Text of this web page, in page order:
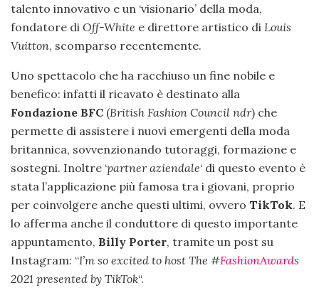
talento innovativo e un ‘visionario’ della moda,
fondatore di Off-White e direttore artistico di Louis
Vuitton, scomparso recentemente.
Uno spettacolo che ha racchiuso un fine nobile e
benefico: infatti il ricavato è destinato alla
Fondazione BFC (British Fashion Council ndr) che
permette di assistere i nuovi emergenti della moda
britannica, sovvenzionando tutoraggi, formazione e
sostegni. Inoltre ‘partner aziendale‘ di questo evento è
stata l’applicazione più famosa tra i giovani, proprio
per coinvolgere anche questi ultimi, ovvero TikTok. E
lo afferma anche il conduttore di questo importante
appuntamento, Billy Porter, tramite un post su
Instagram: “I’m so excited to host The #FashionAwards
2021 presented by TikTok“.